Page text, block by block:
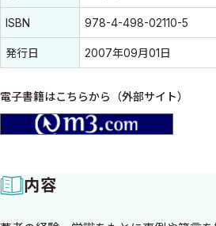
ISBN 978-4-498-02110-5
発行日 2007年09月01日
電子書籍はこちらから（外部サイト）
内容